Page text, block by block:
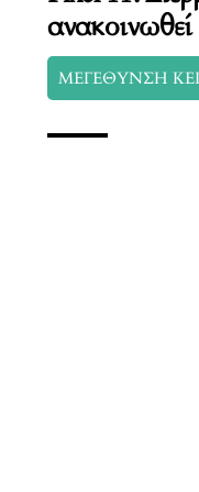
ΜΕΓΕΘΥΝΣΗ